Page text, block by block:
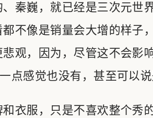
秦巍，就已经是三次元世
不像是销量会大增的样子
观，因为，尽管这不会影
感觉也没有，甚至可以说
衣服，只是不喜欢整个秀